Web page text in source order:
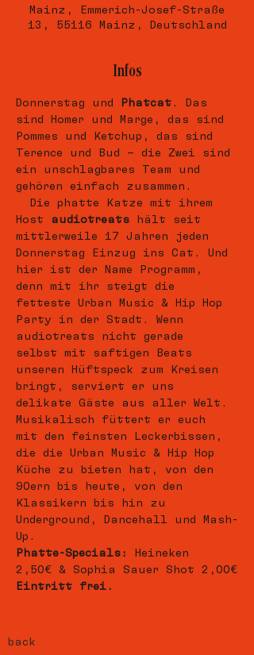
Mainz, Emmerich-Josef-Straße
13, 55116 Mainz, Deutschland
Infos
Donnerstag und Phatcat . Das
sind Homer und Marge, das sind
Pommes und Ketchup, das sind
Terence und Bud – die Zwei sind
ein unschlagbares Team und
gehören einfach zusammen.
Die phatte Katze mit ihrem
Host audiotreats hält seit
mittlerweile 17 Jahren jeden
Donnerstag Einzug ins Cat. Und
hier ist der Name Programm,
denn mit ihr steigt die
fetteste Urban Music & Hip Hop
Party in der Stadt. Wenn
audiotreats nicht gerade
selbst mit saftigen Beats
unseren Hüftspeck zum Kreisen
bringt, serviert er uns
delikate Gäste aus aller Welt.
Musikalisch füttert er euch
mit den feinsten Leckerbissen,
die die Urban Music & Hip Hop
Küche zu bieten hat, von den
90ern bis heute, von den
Klassikern bis hin zu
Underground, Dancehall und Mash-
Up.
Phatte-Specials:
Heineken
2,50€ & Sophia Sauer Shot 2,00€
Eintritt frei.
back